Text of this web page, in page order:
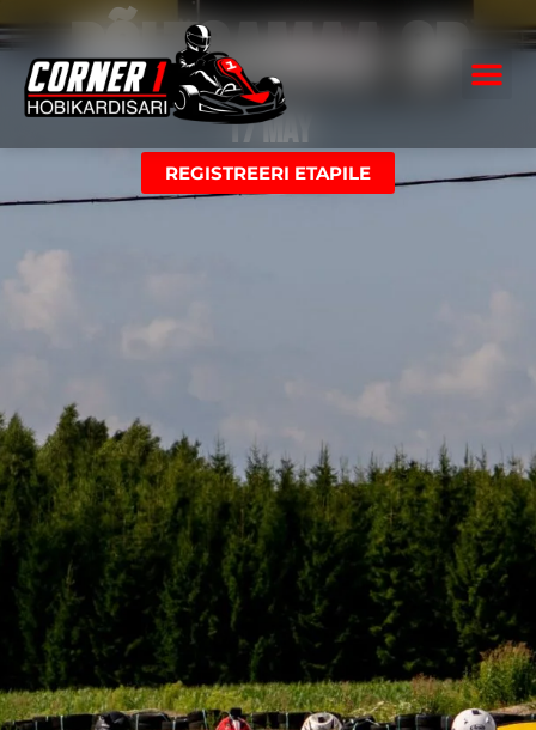
Põltsamaa GP
17 May
REGISTREERI ETAPILE